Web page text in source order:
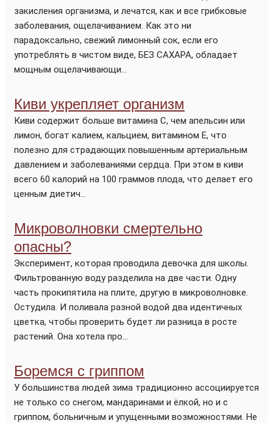
закисления организма, и лечатся, как и все грибковые
заболевания, ощелачиванием. Как это ни
парадоксально, свежий лимонный сок, если его
употреблять в чистом виде, БЕЗ САХАРА, обладает
мощным ощелачивающи...
Киви укрепляет организм
Киви содержит больше витамина С, чем апельсин или
лимон, богат калием, кальцием, витамином Е, что
полезно для страдающих повышенным артериальным
давлением и заболеваниями сердца. При этом в киви
всего 60 калорий на 100 граммов плода, что делает его
ценным диетич...
Микроволновки смертельно
опасны?
Эксперимент, которая проводила девочка для школы.
Фильтрованную воду разделила на две части. Одну
часть прокипятила на плите, другую в микроволновке.
Остудила. И поливала разной водой два идентичных
цветка, чтобы проверить будет ли разница в росте
растений. Она хотела про...
Боремся с гриппом
У большинства людей зима традиционно ассоциируется
не только со снегом, мандаринами и ёлкой, но и с
гриппом, больничным и упущенными возможностями. Не